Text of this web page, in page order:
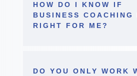
HOW DO I KNOW IF
BUSINESS COACHING
RIGHT FOR ME?
DO YOU ONLY WORK